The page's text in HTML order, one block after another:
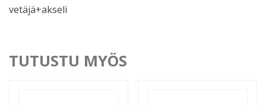
vetäjä+akseli
TUTUSTU MYÖS